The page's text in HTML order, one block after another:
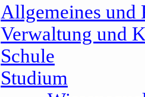
Allgemeines und
Verwaltung und
Schule
Studium